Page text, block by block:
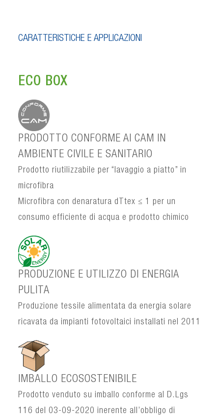
CARATTERISTICHE E APPLICAZIONI
ECO BOX
PRODOTTO CONFORME AI CAM IN
AMBIENTE CIVILE E SANITARIO
Prodotto riutilizzabile per “lavaggio a piatto” in
microfibra
Microfibra con denaratura dTtex ≤ 1 per un
consumo efficiente di acqua e prodotto chimico
PRODUZIONE E UTILIZZO DI ENERGIA
PULITA
Produzione tessile alimentata da energia solare
ricavata da impianti fotovoltaici installati nel 2011
IMBALLO ECOSOSTENIBILE
Prodotto venduto su imballo conforme al D.Lgs
116 del 03-09-2020 inerente all’obbligo di